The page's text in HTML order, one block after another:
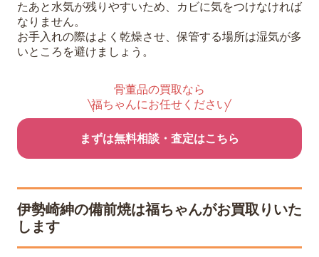
たあと水気が残りやすいため、カビに気をつけなければ
なりません。
お手入れの際はよく乾燥させ、保管する場所は湿気が多
いところを避けましょう。
骨董品の買取なら
福ちゃんにお任せください
まずは無料相談・査定はこちら
伊勢崎紳の備前焼は福ちゃんがお買取りいた
します